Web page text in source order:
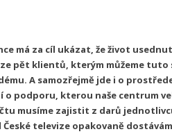
má za cíl ukázat, že život
pět klientů, kterým můžeme
A samozřejmě jde i o
o podporu, kterou naše centrum
musíme zajistit z darů
televize opakovaně